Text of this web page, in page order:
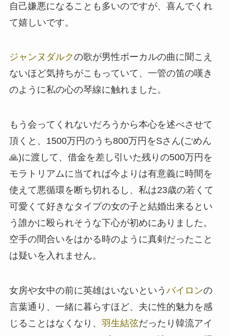
自己嫌悪になることも多いのですが、喜んでくれ
て嬉しいです。
ジャンヌダルクの歌が男性ボーカルの曲に聞こえ
ないほど気持ちがこもっていて、一管の笛の嘆き
のように私の心の琴線に触れました。
もう会ってくれないだろうから本心を述べさせて
頂くと、1500万円のうち800万円をSさん(ごめん
🙏)に渡して、借金を差し引いた残りの500万円を
モラトリアムに当てれば今よりは有意義に時間を
使えて悪循環を断ち切れるし、私は23歳の若くて
可愛くて好きなタイプの女の子と結婚出来るとい
う誰かに殴られそうな下心が初めにありました。
空手の間合いをはかる時のように真剣だったこと
は疑いを入れません。
女房や女中の前に英雄はいないという バイロンの
言葉通り、一緒に暮らすほど、夫に性的魅力を感
じることはなくなり、 羽生結弦だったり韓流アイ